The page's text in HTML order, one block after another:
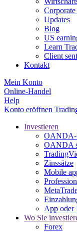
Updates
Blog
US
Learn
Client
Kontakt
Mein Konto
Online-Handel
Help
Konto eröffnen
Investieren
OANDA
Zinssätze
Mobile
App oder
Wo Sie
Forex